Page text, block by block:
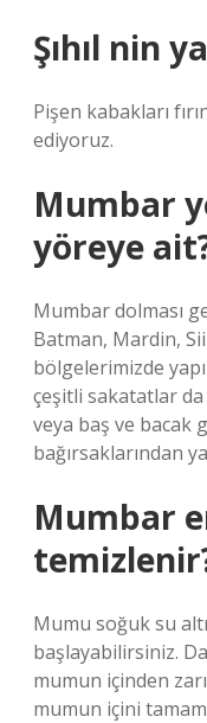
Şıhıl nin
Pişen kabakları
ediyoruz.
Mumbar
yöreye
Mumbar dolması
Batman, Mardin,
bölgelerimizde
çeşitli sakatatlar
veya baş ve bacak
bağırsaklarından
Mumbar
Mumu soğuk su
başlayabilirsiniz.
mumun içinden
mumun içini